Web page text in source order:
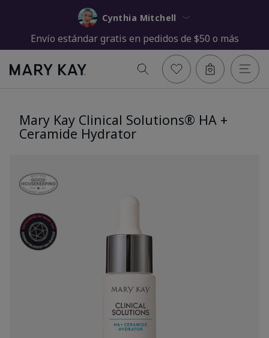
Cynthia Mitchell
Envío estándar gratis en pedidos de $50 o más
Mary Kay Clinical Solutions® HA +
Ceramide Hydrator